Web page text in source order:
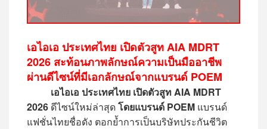
เอไอเอ ประเทศไทย เปิดตัวสูท AIA MDRT
2026 สะท้อนภาพลักษณ์ความเป็นมืออาชีพ
ผ่านดีไซน์ที่มีเอกลักษณ์จากแบรนด์ POEM
เอไอเอ ประเทศไทย เปิดตัวสูท AIA MDRT
2026 ดีไซน์ใหม่ล่าสุดโดยแบรนด์ POEM แบรนด์
แฟชั่นไทยชื่อดัง ตอกย้ำการเป็นบริษัทประกันชีวิต